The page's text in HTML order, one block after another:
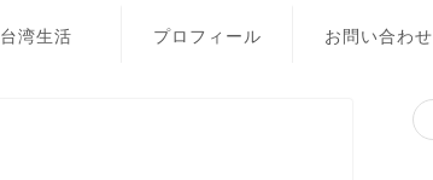
台湾生活 プロフィール お問い合わせ